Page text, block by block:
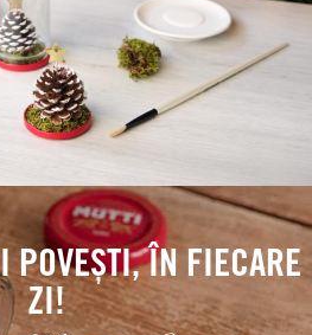
POVEȘTI, ÎN FIECARE
ZI!